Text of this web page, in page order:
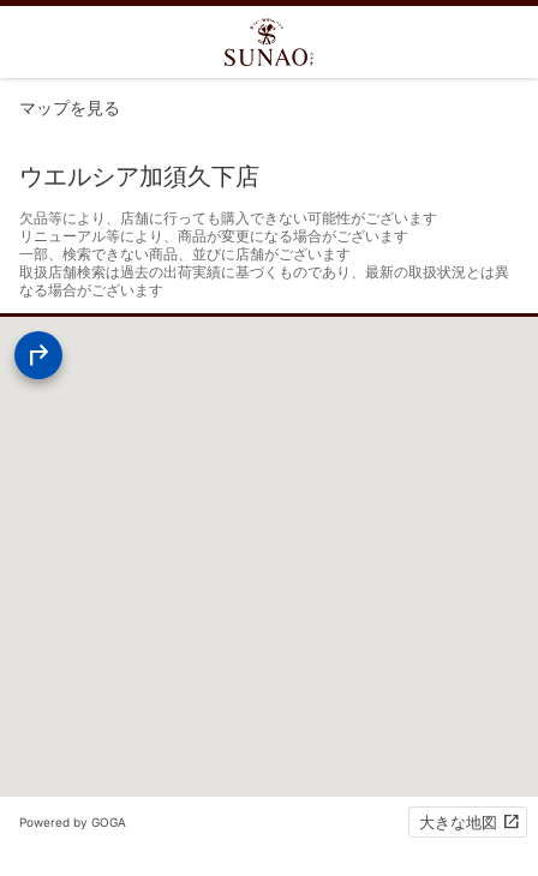
マップを見る
ウエルシア加須久下店
欠品等により、店舗に行っても購入できない可能性がございます
リニューアル等により、商品が変更になる場合がございます
一部、検索できない商品、並びに店舗がございます
取扱店舗検索は過去の出荷実績に基づくものであり、最新の取扱状況とは異
なる場合がございます
Powered by GOGA 大きな地図